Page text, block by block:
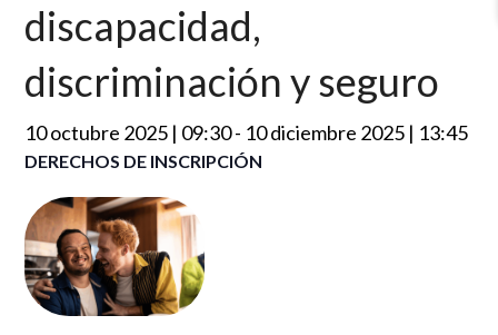
discapacidad,
discriminación y seguro
10 octubre 2025 | 09:30- 10 diciembre 2025 | 13:45
DERECHOS DE INSCRIPCIÓN